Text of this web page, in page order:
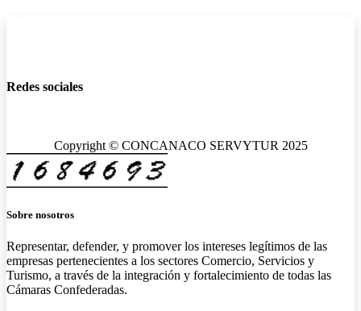
Redes sociales
Copyright © CONCANACO SERVYTUR 2025
Sobre nosotros
Representar, defender, y promover los intereses legítimos de las
empresas pertenecientes a los sectores Comercio, Servicios y
Turismo, a través de la integración y fortalecimiento de todas las
Cámaras Confederadas.